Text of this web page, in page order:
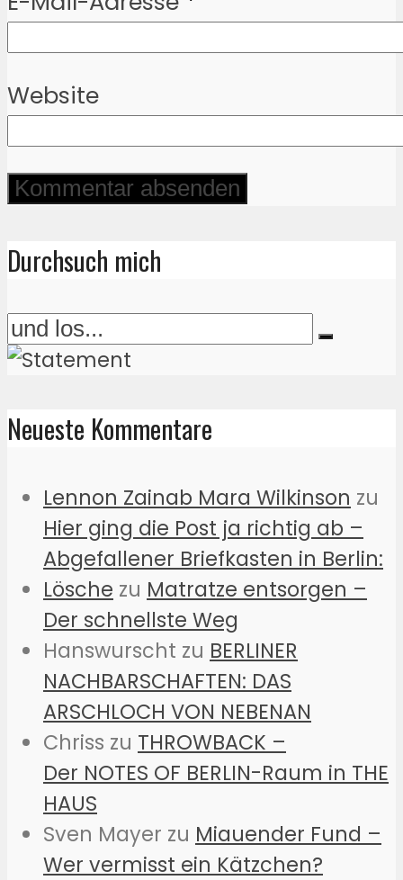
Website
Durchsuch mich
Neueste Kommentare
Lennon Zainab Mara Wilkinson zu
Hier ging die Post ja richtig ab –
Abgefallener Briefkasten in Berlin:
Lösche zu Matratze entsorgen –
Der schnellste Weg
Hanswurscht zu BERLINER
NACHBARSCHAFTEN: DAS
ARSCHLOCH VON NEBENAN
Chriss zu THROWBACK –
Der NOTES OF BERLIN-Raum in THE
HAUS
Sven Mayer zu Miauender Fund –
Wer vermisst ein Kätzchen?